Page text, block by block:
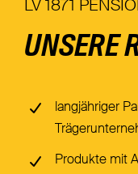
LV 1871
UNSERE
langjähriger
Produkte mit